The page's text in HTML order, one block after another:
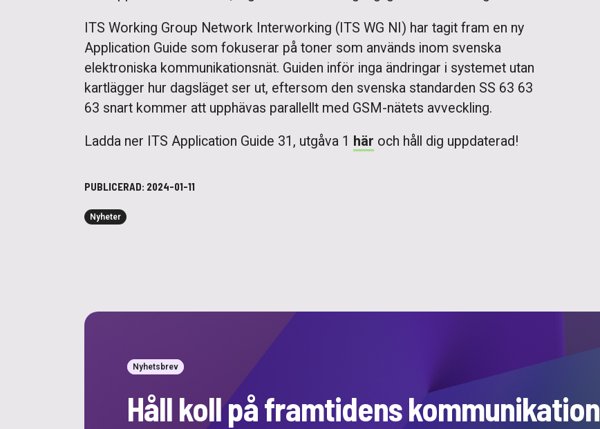
ITS Working Group Network Interworking (ITS WG NI) har tagit fram en ny
Application Guide som fokuserar på toner som används inom svenska
elektroniska kommunikationsnät. Guiden inför inga ändringar i systemet utan
kartlägger hur dagsläget ser ut, eftersom den svenska standarden SS 63 63
63 snart kommer att upphävas parallellt med GSM-nätets avveckling.
Ladda ner ITS Application Guide 31, utgåva 1 här och håll dig uppdaterad!
PUBLICERAD: 2024-01-11
Nyheter
Nyhetsbrev
Håll koll på framtidens kommunikation